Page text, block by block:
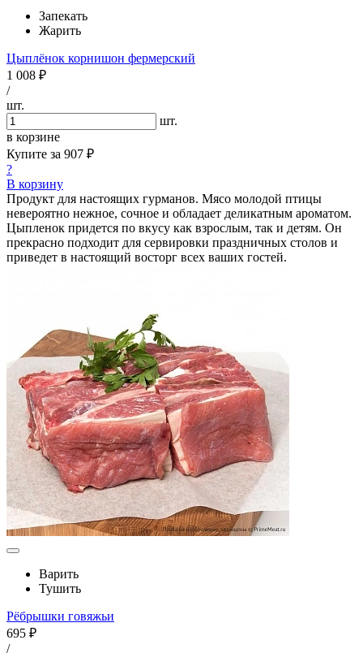
Запекать
Жарить
Цыплёнок корнишон фермерский
1 008 ₽
/
шт.
шт.
в корзине
Купите за 907 ₽
?
В корзину
Продукт для настоящих гурманов. Мясо молодой птицы
невероятно нежное, сочное и обладает деликатным ароматом.
Цыпленок придется по вкусу как взрослым, так и детям. Он
прекрасно подходит для сервировки праздничных столов и
приведет в настоящий восторг всех ваших гостей.
Варить
Тушить
Рёбрышки говяжьи
695 ₽
/